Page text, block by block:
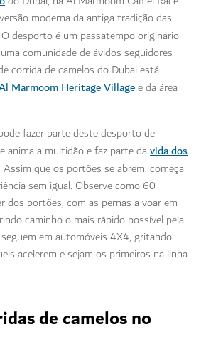
moderna da antiga tradição das
desporto é um passatempo originário
comunidade de ávidos seguidores
corrida de camelos do Dubai está
Marmoom Heritage Villagee da área
fazer parte deste desporto de
anima a multidão e faz parte da vida dos
Assim que os portões se abrem, começa
sem igual. Observe como 60
dos portões, com as pernas a voar em
caminho o mais rápido possível pela
em automóveis 4X4, gritando
acelerem e sejam os primeiros na linha
de camelos no